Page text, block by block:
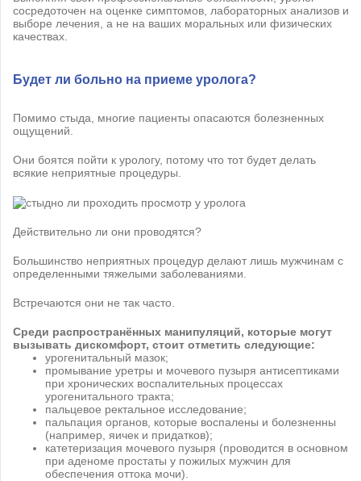
сосредоточен на оценке симптомов, лабораторных анализов и
выборе лечения, а не на ваших моральных или физических
качествах.
Будет ли больно на приеме уролога?
Помимо стыда, многие пациенты опасаются болезненных
ощущений.
Они боятся пойти к урологу, потому что тот будет делать
всякие неприятные процедуры.
Действительно ли они проводятся?
Большинство неприятных процедур делают лишь мужчинам с
определенными тяжелыми заболеваниями.
Встречаются они не так часто.
Среди распространённых манипуляций, которые могут
вызывать дискомфорт, стоит отметить следующие:
урогенитальный мазок;
промывание уретры и мочевого пузыря антисептиками
при хронических воспалительных процессах
урогенитального тракта;
пальцевое ректальное исследование;
пальпация органов, которые воспалены и болезненны
(например, яичек и придатков);
катетеризация мочевого пузыря (проводится в основном
при аденоме простаты у пожилых мужчин для
обеспечения оттока мочи).